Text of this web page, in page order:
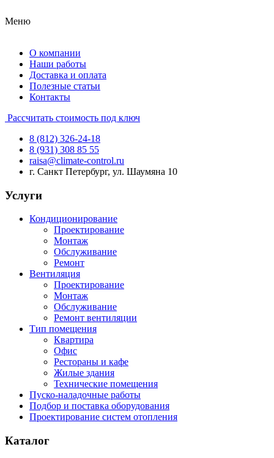
Меню
О компании
Наши работы
Доставка и оплата
Полезные статьи
Контакты
Рассчитать стоимость под ключ
8 (812) 326-24-18
8 (931) 308 85 55
raisa@climate-control.ru
г. Санкт Петербург, ул. Шаумяна 10
Услуги
Кондиционирование
Проектирование
Монтаж
Обслуживание
Ремонт
Вентиляция
Проектирование
Монтаж
Обслуживание
Ремонт вентиляции
Тип помещения
Квартира
Офис
Рестораны и кафе
Жилые здания
Технические помещения
Пуско-наладочные работы
Подбор и поставка оборудования
Проектирование систем отопления
Каталог